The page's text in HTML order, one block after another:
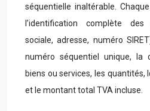
séquentielle inaltérable.
l’identification complète
sociale, adresse, numéro
numéro séquentiel unique, la
biens ou services, les quantités,
et le montant total TVA incluse.